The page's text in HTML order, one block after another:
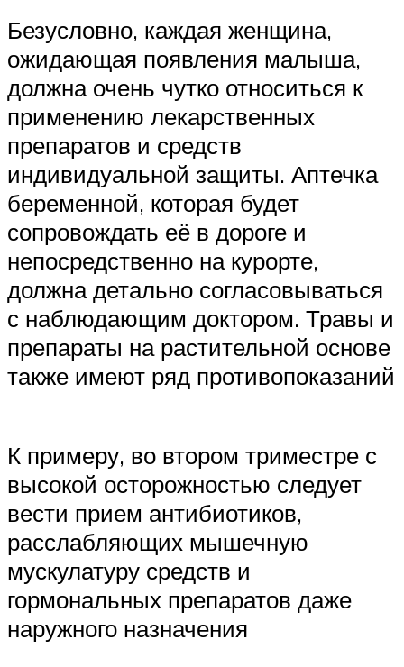
Безусловно, каждая женщина,
ожидающая появления малыша,
должна очень чутко относиться к
применению лекарственных
препаратов и средств
индивидуальной защиты. Аптечка
беременной, которая будет
сопровождать её в дороге и
непосредственно на курорте,
должна детально согласовываться
с наблюдающим доктором. Травы и
препараты на растительной основе
также имеют ряд противопоказаний
К примеру, во втором триместре с
высокой осторожностью следует
вести прием антибиотиков,
расслабляющих мышечную
мускулатуру средств и
гормональных препаратов даже
наружного назначения